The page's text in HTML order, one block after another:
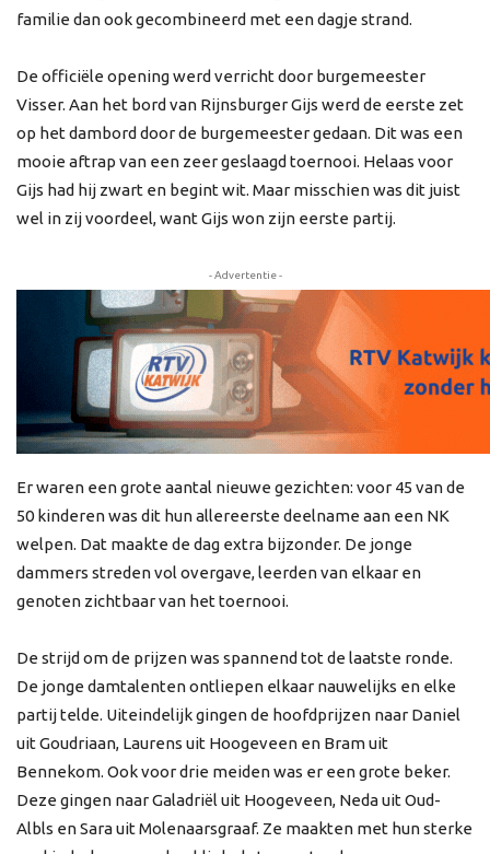
familie dan ook gecombineerd met een dagje strand.
De officiële opening werd verricht door burgemeester
Visser. Aan het bord van Rijnsburger Gijs werd de eerste zet
op het dambord door de burgemeester gedaan. Dit was een
mooie aftrap van een zeer geslaagd toernooi. Helaas voor
Gijs had hij zwart en begint wit. Maar misschien was dit juist
wel in zij voordeel, want Gijs won zijn eerste partij.
- Advertentie -
Er waren een grote aantal nieuwe gezichten: voor 45 van de
50 kinderen was dit hun allereerste deelname aan een NK
welpen. Dat maakte de dag extra bijzonder. De jonge
dammers streden vol overgave, leerden van elkaar en
genoten zichtbaar van het toernooi.
De strijd om de prijzen was spannend tot de laatste ronde.
De jonge damtalenten ontliepen elkaar nauwelijks en elke
partij telde. Uiteindelijk gingen de hoofdprijzen naar Daniel
uit Goudriaan, Laurens uit Hoogeveen en Bram uit
Bennekom. Ook voor drie meiden was er een grote beker.
Deze gingen naar Galadriël uit Hoogeveen, Neda uit Oud-
Albls en Sara uit Molenaarsgraaf. Ze maakten met hun sterke